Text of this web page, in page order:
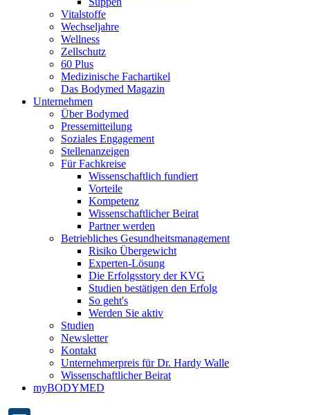
Vitalstoffe
Wechseljahre
Wellness
Zellschutz
60 Plus
Medizinische Fachartikel
Das Bodymed Magazin
Unternehmen
Über Bodymed
Pressemitteilung
Soziales Engagement
Stellenanzeigen
Für Fachkreise
Wissenschaftlich fundiert
Vorteile
Kompetenz
Wissenschaftlicher Beirat
Partner werden
Betriebliches Gesundheitsmanagement
Risiko Übergewicht
Experten-Lösung
Die Erfolgsstory der KVG
Studien bestätigen den Erfolg
So geht's
Werden Sie aktiv
Studien
Newsletter
Kontakt
Unternehmerpreis für Dr. Hardy Walle
Wissenschaftlicher Beirat
myBODYMED